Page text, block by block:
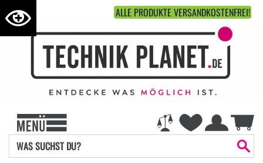
ALLE PRODUKTE VERSANDKOSTENFREI!